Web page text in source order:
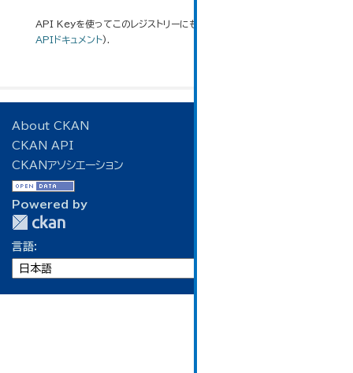
API Keyを使ってこのレジストリーにもアクセス可能です
APIドキュメント).
About CKAN
CKAN API
CKANアソシエーション
Powered by
言語